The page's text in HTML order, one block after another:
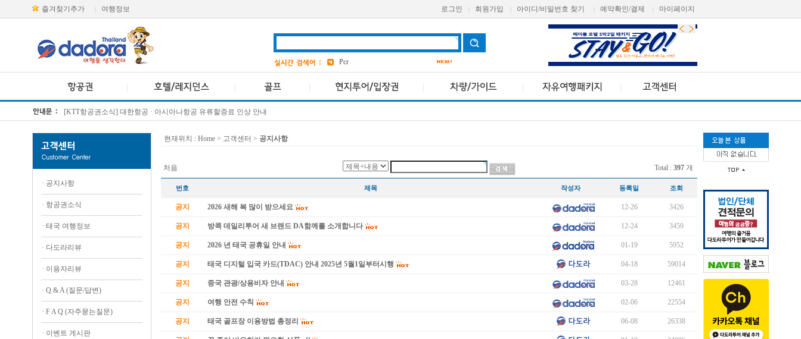
즐겨찾기추가 여행정보 로그인 회원가입 아이디/비밀번호 찾기 예약확인/결제
마이페이지
grand
2
a one
bangkok
4
Pcr
앳 마인드
AETAS
[KTT항공권소식] 대한항공 · 아시아나항공 유류할증료 인상 안내
· 공지사항
· 항공권소식
· 태국 여행정보
· 다도라리뷰
· 이용자리뷰
· Q & A (질문/답변)
· F A Q (자주묻는질문)
· 이벤트 게시판
현재위치 : Home > 고객센터 > 공지사항
처음 Total : 397 개
번호 제목 작성자 등록일 조회
공지 2026 새해 복 많이 받으세요 12-26 3426
공지 방콕 데일리투어 새 브랜드 DA함께를 소개합니다 12-24 3459
공지 2026 년 태국 공휴일 안내 01-19 5952
공지 태국 디지털 입국 카드(TDAC) 안내 2025년 5월1일부터시행 04-18 59014
공지 중국 관광/상용비자 안내 03-28 12461
공지 여행 안전 수칙 02-06 22554
공지 태국 골프장 이용방법 총정리 06-08 26338